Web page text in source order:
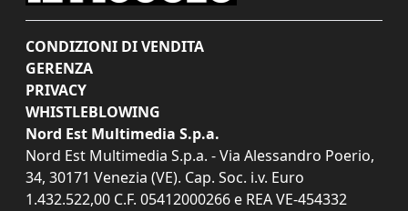
CONDIZIONI DI VENDITA
GERENZA
PRIVACY
WHISTLEBLOWING
Nord Est Multimedia S.p.a.
Nord Est Multimedia S.p.a. - Via Alessandro Poerio,
34, 30171 Venezia (VE). Cap. Soc. i.v. Euro
1.432.522,00 C.F. 05412000266 e REA VE-454332